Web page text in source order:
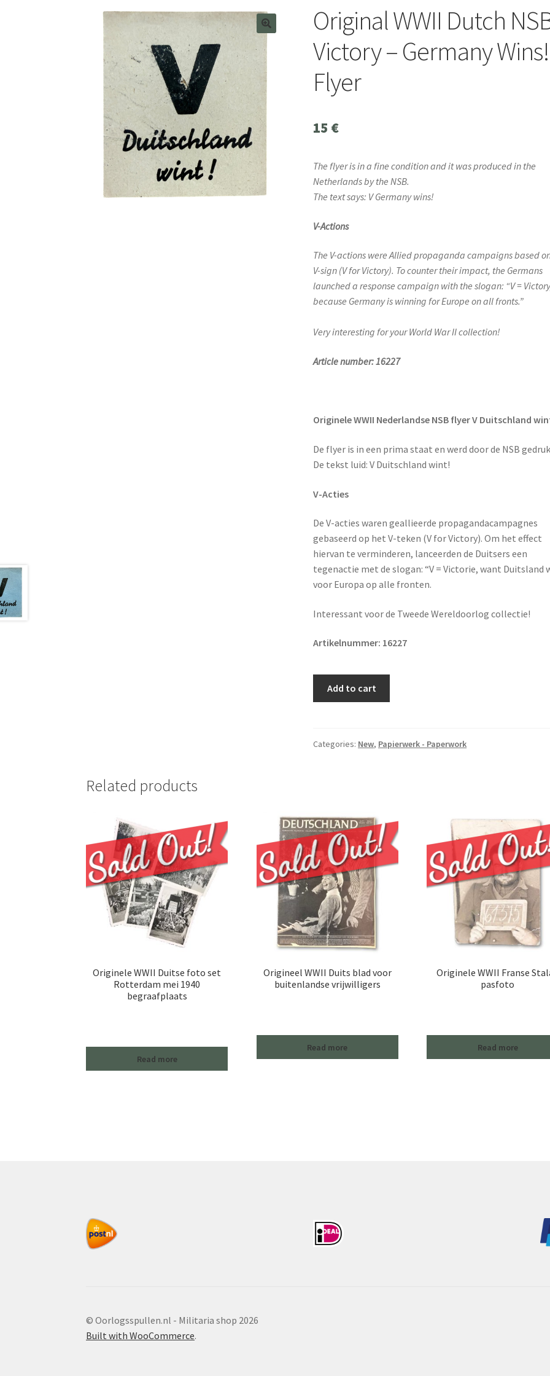
Original WWII Dutch
Victory – Germany Wins!
Flyer
15 €
The flyer is in a fine condition and it was produced in the
Netherlands by the NSB.
The text says: V Germany wins!
V-Actions
The V-actions were Allied propaganda campaigns based
V-sign (V for Victory). To counter their impact, the Germans
launched a response campaign with the slogan: “V =
because Germany is winning for Europe on all fronts.”
Very interesting for your World War II collection!
Article number: 16227
Originele WWII Nederlandse NSB flyer V Duitschland
De flyer is in een prima staat en werd door de NSB
De tekst luid: V Duitschland wint!
V-Acties
De V-acties waren geallieerde propagandacampagnes
gebaseerd op het V-teken (V for Victory). Om het effect
hiervan te verminderen, lanceerden de Duitsers een
tegenactie met de slogan: “V = Victorie, want Duitsland
voor Europa op alle fronten.
Interessant voor de Tweede Wereldoorlog collectie!
Artikelnummer: 16227
Victory
quantity
Add to cart
Categories: New, Papierwerk - Paperwork
Related products
Originele WWII Duitse foto set
Rotterdam mei 1940
begraafplaats
Read more
Origineel WWII Duits blad voor
buitenlandse vrijwilligers
Read more
Originele WWII Franse
pasfoto
Read more
© Oorlogsspullen.nl - Militaria shop 2026
Built with WooCommerce.